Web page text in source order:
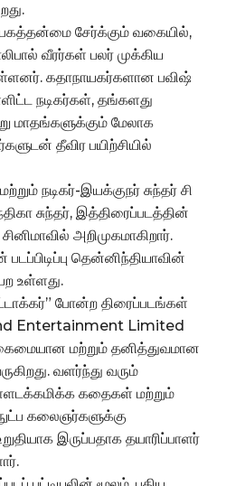
சேர்க்கும் வகையில்,
வீரர்கள் பலர் முக்கிய
கதாநாயகர்களான பவிஷ்
நடிகர்கள், தங்களது
மாதங்களுக்கும் மேலாக
தீவிர பயிற்சியில்
நடிகர்-இயக்குநர் சுந்தர் சி
சுந்தர், இத்திரைப்படத்தின்
அறிமுகமாகிறார்.
தென்னிந்தியாவின்
உள்ளது.
போன்ற திரைப்படங்கள்
Entertainment Limited
மற்றும் தனித்துவமான
வளர்ந்து வரும்
கதைகள் மற்றும்
கலைஞர்களுக்கு
இருப்பதாக தயாரிப்பாளர்